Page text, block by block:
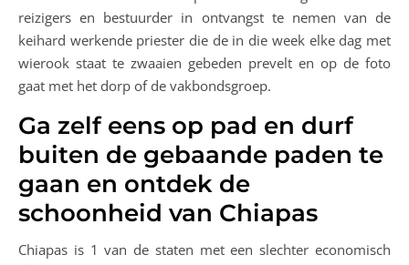
reizigers en bestuurder in ontvangst te nemen van de
keihard werkende priester die de in die week elke dag met
wierook staat te zwaaien gebeden prevelt en op de foto
gaat met het dorp of de vakbondsgroep.
Ga zelf eens op pad en durf
buiten de gebaande paden te
gaan en ontdek de
schoonheid van Chiapas
Chiapas is 1 van de staten met een slechter economisch